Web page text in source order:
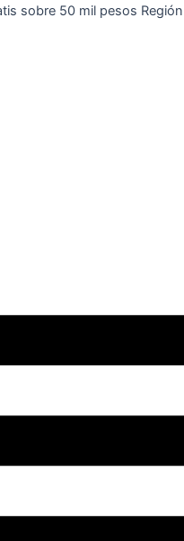
sobre 50 mil pesos